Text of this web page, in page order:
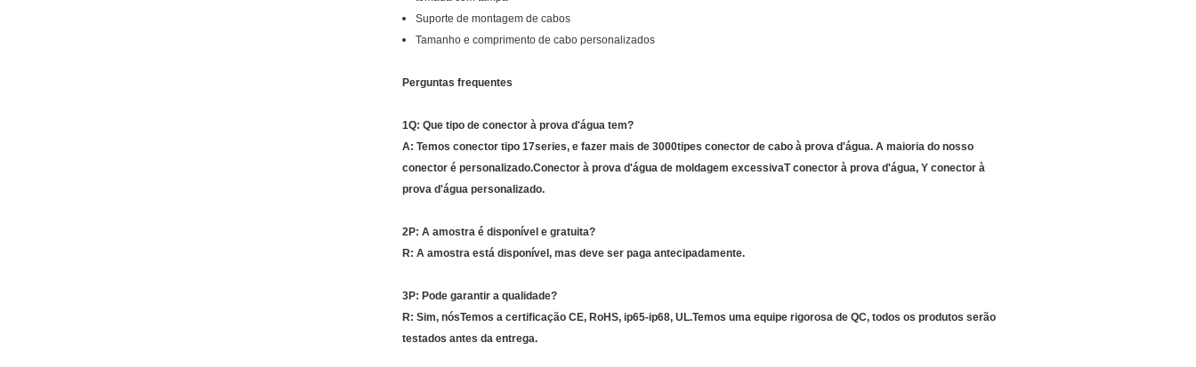
Suporte de montagem de cabos
Tamanho e comprimento de cabo personalizados
Perguntas frequentes
1Q: Que tipo de conector à prova d'água tem?
A: Temos conector tipo 17series, e fazer mais de 3000tipes conector de cabo à prova d'água. A maioria do nosso
conector é personalizado.Conector à prova d'água de moldagem excessivaT conector à prova d'água, Y conector à
prova d'água personalizado.
2P: A amostra é disponível e gratuita?
R: A amostra está disponível, mas deve ser paga antecipadamente.
3P: Pode garantir a qualidade?
R: Sim, nósTemos a certificação CE, RoHS, ip65-ip68, UL.Temos uma equipe rigorosa de QC, todos os produtos serão
testados antes da entrega.